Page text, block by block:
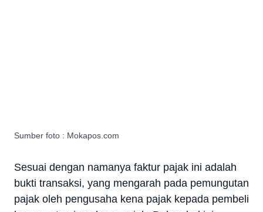
Sumber foto : Mokapos.com
Sesuai dengan namanya faktur pajak ini adalah
bukti transaksi, yang mengarah pada pemungutan
pajak oleh pengusaha kena pajak kepada pembeli